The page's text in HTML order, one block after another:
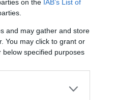
on the IAB’s List of
and may gather and store
You may click to grant or
specified purposes
a Házasodna a